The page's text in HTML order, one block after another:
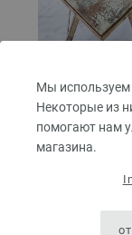
Мы
Некоторые из
помогают нам
магазина.
УЗОРОМ
| МОДЕЛЬ